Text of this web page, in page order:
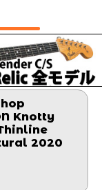
Knotty
2020